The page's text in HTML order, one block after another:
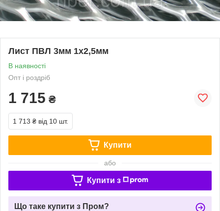
Лист ПВЛ 3мм 1х2,5мм
В наявності
Опт і роздріб
1 715 ₴
1 713 ₴ від 10 шт.
Купити
або
Купити з
Що таке купити з Пром?